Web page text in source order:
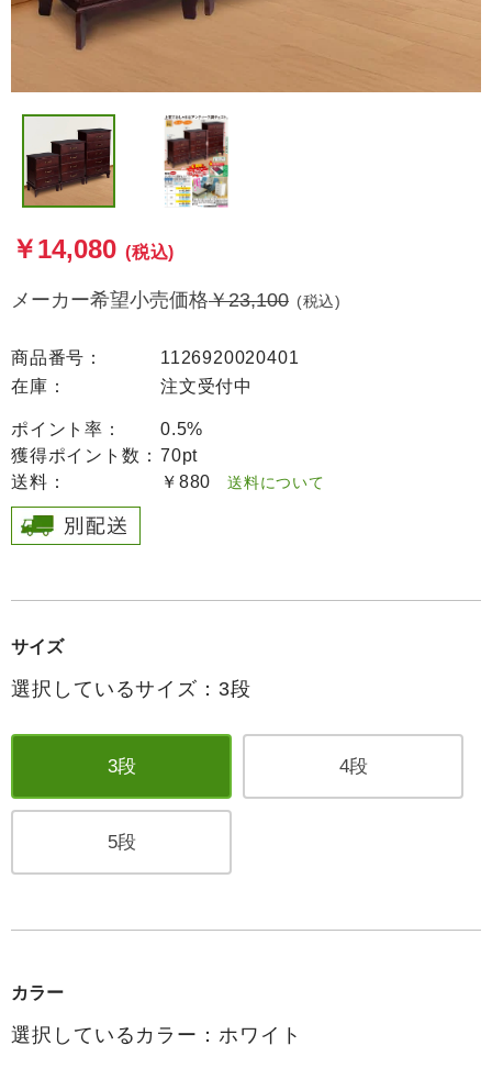
￥14,080 (税込)
メーカー希望小売価格￥23,100 (税込)
商品番号：
1126920020401
在庫：
注文受付中
ポイント率：
0.5%
獲得ポイント数： 70pt
送料：
￥880 送料について
サイズ
選択しているサイズ：3段
3段 4段
5段
カラー
選択しているカラー：ホワイト